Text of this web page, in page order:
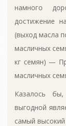
намного
достижение
(выход масла
масличных
кг семян) —
масличных
Казалось
выгодной
самый